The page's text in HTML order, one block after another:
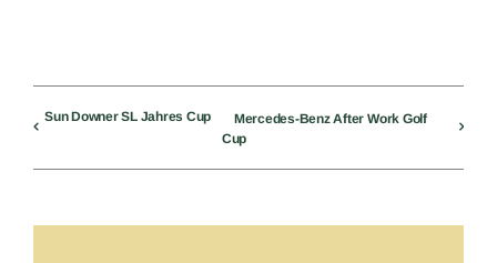
Sun Downer SL Jahres Cup
Mercedes-Benz After Work Golf
Cup